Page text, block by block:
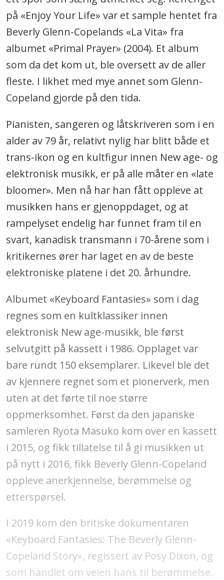
på «Enjoy Your Life» var et sample hentet fra
Beverly Glenn-Copelands «La Vita» fra
albumet «Primal Prayer» (2004). Et album
som da det kom ut, ble oversett av de aller
fleste. I likhet med mye annet som Glenn-
Copeland gjorde på den tida.
Pianisten, sangeren og låtskriveren som i en
alder av 79 år, relativt nylig har blitt både et
trans-ikon og en kultfigur innen New age- og
elektronisk musikk, er på alle måter en «late
bloomer». Men nå har han fått oppleve at
musikken hans er gjenoppdaget, og at
rampelyset endelig har funnet fram til en
svart, kanadisk transmann i 70-årene som i
kritikernes ører har laget en av de beste
elektroniske platene i det 20. århundre.
Albumet «Keyboard Fantasies» som i dag
regnes som en kultklassiker innen
elektronisk New age-musikk, ble først
selvutgitt på kassett i 1986. Opplaget var
bare rundt 150 eksemplarer. Likevel ble det
av kjennere regnet som et pionerverk, men
uten at det førte til noe større
oppmerksomhet. Først da den japanske
samleren Ryota Masuko kom over en kassett
i 2015, og fikk tillatelse til å gi musikken ut
på nytt i 2016, fikk Beverly Glenn-Copeland
oppleve anerkjennelse, berømmelse og
etterspørsel.
I 2019 kom den britiske dokumentaren
«Keyboard Fantasies: The Beverly Glenn-
Copeland Story», regissert av Posy Dixon, og
som handlet om veien hans til berømmelse.